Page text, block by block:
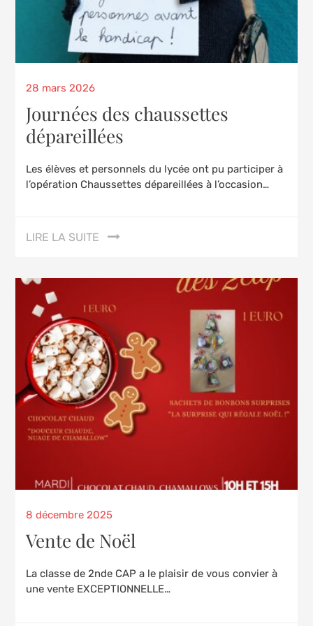
Posted
28 mars 2026
Journées des chaussettes
dépareillées
Les élèves et personnels du lycée ont pu participer à
l’opération Chaussettes dépareillées à l’occasion…
LIRE LA SUITE
Posted
8 décembre 2025
Vente de Noël
La classe de 2nde CAP a le plaisir de vous convier à
une vente EXCEPTIONNELLE…